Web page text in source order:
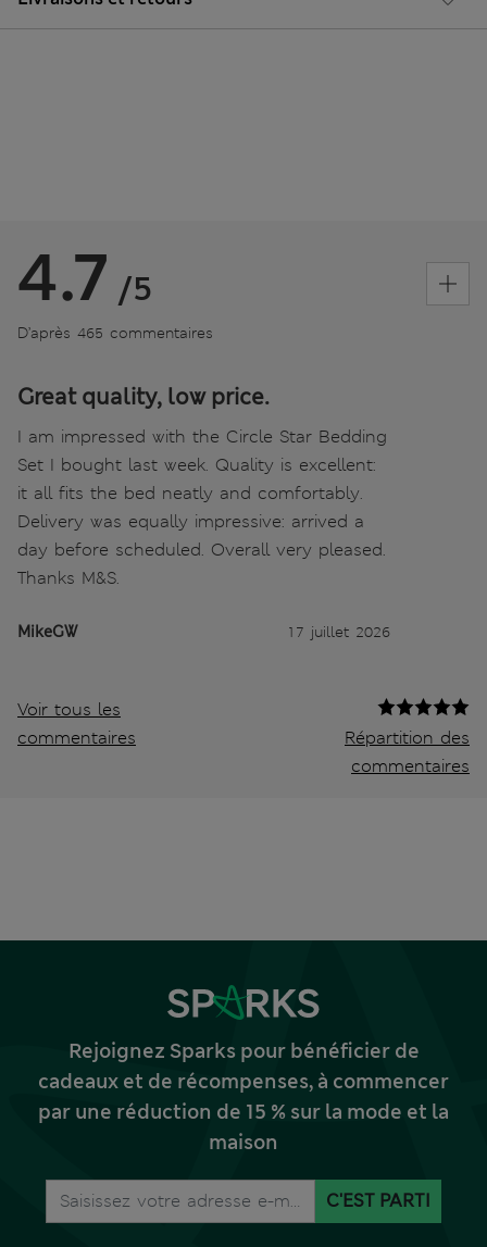
4.7 /5
D’après 465 commentaires
Great quality, low price.
I am impressed with the Circle Star Bedding
Set I bought last week. Quality is excellent:
it all fits the bed neatly and comfortably.
Delivery was equally impressive: arrived a
day before scheduled. Overall very pleased.
Thanks M&S.
MikeGW 17 juillet 2026
Voir tous les
commentaires
Répartition des
commentaires
Rejoignez Sparks pour bénéficier de
cadeaux et de récompenses, à commencer
par une réduction de 15 % sur la mode et la
maison
C'EST PARTI